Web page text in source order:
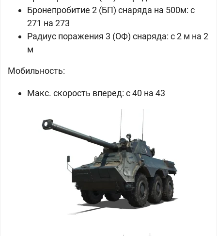
Бронепробитие 2 (БП) снаряда на 500м: c
271 на 273
Радиус поражения 3 (ОФ) снаряда: с 2 м на 2
м
Мобильность:
Макс. скорость вперед: c 40 на 43